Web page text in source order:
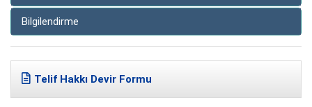
Bilgilendirme
Telif Hakkı Devir Formu